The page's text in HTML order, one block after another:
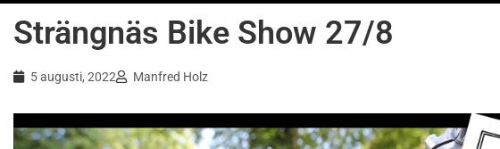
Strängnäs Bike Show 27/8
5 augusti, 2022 Manfred Holz